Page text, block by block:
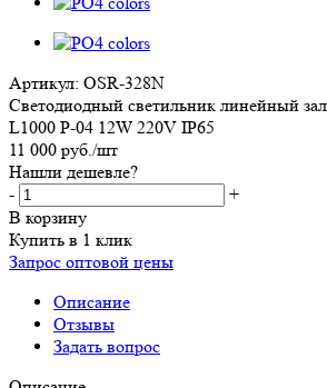
Артикул: OSR-328N
Светодиодный светильник линейный
L1000 P-04 12W 220V IP65
11 000 руб./шт
Нашли дешевле?
-
+
В корзину
Купить в 1 клик
Запрос оптовой цены
Описание
Отзывы
Задать вопрос